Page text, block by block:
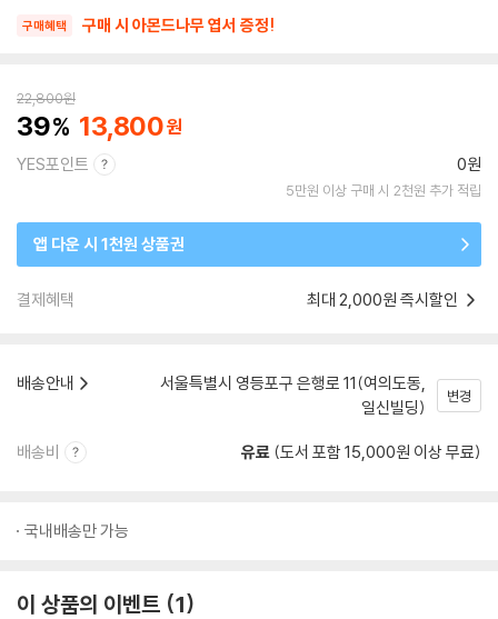
구매혜택 구매 시 아몬드나무 엽서 증정!
22,800원
39 13,800
YES포인트 0원
5만원 이상 구매 시 2천원 추가 적립
앱 다운 시 1천원 상품권
결제혜택 최대 2,000원 즉시할인
배송안내
서울특별시 영등포구 은행로 11(여의도동,
일신빌딩)
변경
배송비 유료 (도서 포함 15,000원 이상 무료)
국내배송만 가능
이 상품의 이벤트 1